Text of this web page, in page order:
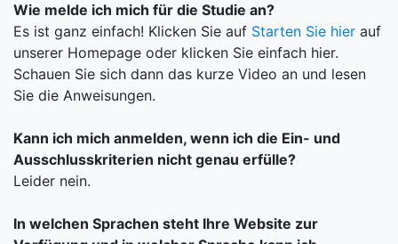
Wie melde ich mich für die Studie an?
Es ist ganz einfach! Klicken Sie auf Starten Sie hier auf
unserer Homepage oder klicken Sie einfach hier.
Schauen Sie sich dann das kurze Video an und lesen
Sie die Anweisungen.
Kann ich mich anmelden, wenn ich die Ein- und
Ausschlusskriterien nicht genau erfülle?
Leider nein.
In welchen Sprachen steht Ihre Website zur